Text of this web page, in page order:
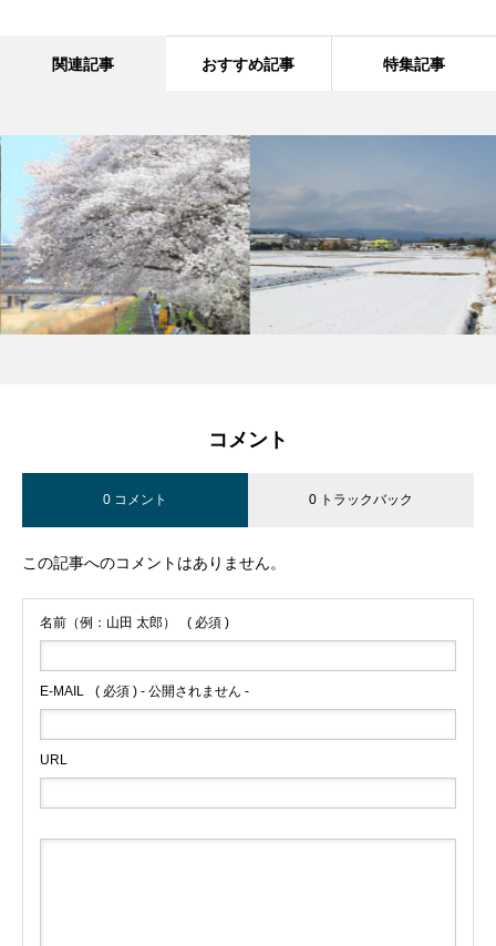
関連記事 おすすめ記事 特集記事
コメント
0 コメント 0 トラックバック
この記事へのコメントはありません。
名前（例：山田 太郎） ( 必須 )
E-MAIL ( 必須 ) - 公開されません -
URL